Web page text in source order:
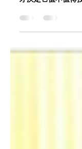
EDR 能不能偵測不
攻擊、融入你的安